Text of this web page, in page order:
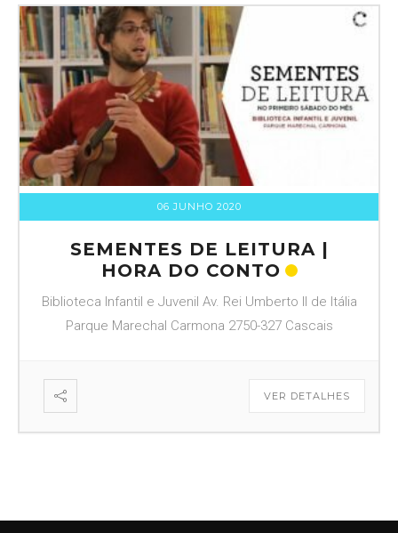
06 JUNHO 2020
SEMENTES DE LEITURA |
HORA DO CONTO
Biblioteca Infantil e Juvenil Av. Rei Umberto II de Itália
Parque Marechal Carmona 2750-327 Cascais
VER DETALHES